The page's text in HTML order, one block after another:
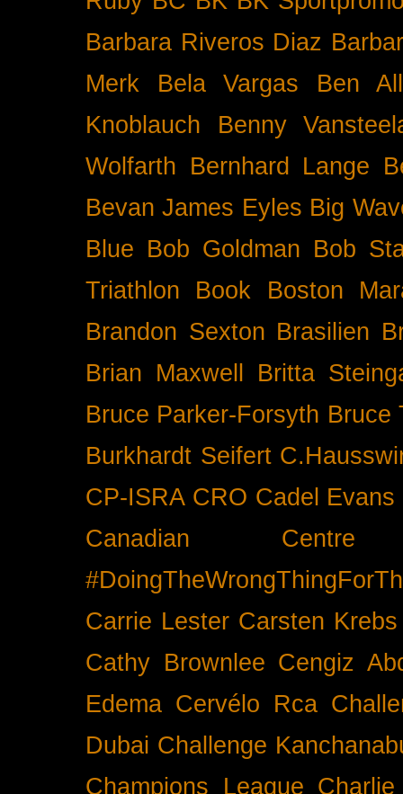
Barbara Riveros Diaz
Merk
Bela Vargas
Ben
Knoblauch
Benny
Wolfarth Bernhard Lange
Bevan James Eyles Big
Blue Bob Goldman Bob
Triathlon
Book
Boston
Brandon Sexton Brasilien
Brian Maxwell
Britta
Bruce Parker-Forsyth Bruce
Burkhardt Seifert
CP-ISRA CRO Cadel Evans
Canadian
Carrie Lester Carsten Krebs
Cathy Brownlee Cengiz
Edema Cervélo Rca
Dubai Challenge
Champions League